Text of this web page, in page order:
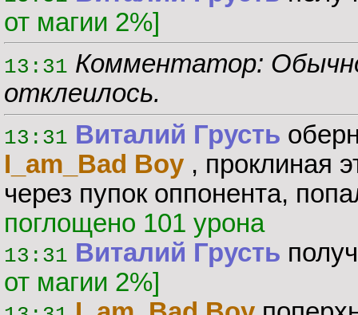
от магии 2%]
13:31 Комментатор:
отклеилось.
13:31 Виталий Грусть
I_am_Bad Boy , проклиная
через пупок оппонента,
поглощено 101 урона
13:31 Виталий Грусть
от магии 2%]